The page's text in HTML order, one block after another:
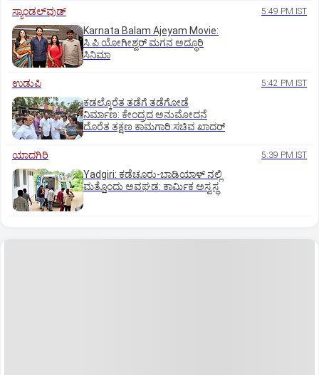
ಸ್ಯಾಂಡಲ್‌ವುಡ್‌ 5:49 PM IST
Karnata Balam Ajeyam Movie:
ಸಿ.ಪಿ.ಯೋಗೀಶ್ವರ್‌ ಮಗನ ಅದ್ಧೂರಿ
ಸಿನಿಮಾ
ಉಡುಪಿ 5:42 PM IST
ಕಡಲ್ಕೊರೆತ ತಡೆಗೆ ತಡೆಗೋಡೆ
ನಿರ್ಮಾಣ: ಕೇಂದ್ರದ ಅನುಮೋದನೆ
ದೊರೆತ ತಕ್ಷಣ ಕಾಮಗಾರಿ:ಸಚಿವ ಖಾದರ್
ಯಾದಗಿರಿ 5:39 PM IST
Yadgiri: ಕಡೆಚೂರು-ಬಾಡಿಯಾಳ್ ನಲ್ಲಿ
ಮತ್ತೊಂದು ಅವಘಡ: ಕಾರ್ಮಿಕ ಅಸ್ವಸ್ಥ